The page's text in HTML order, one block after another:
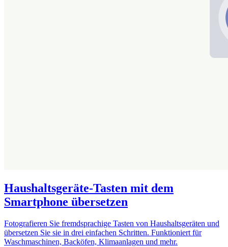
Haushaltsgeräte-Tasten mit dem
Smartphone übersetzen
Fotografieren Sie fremdsprachige Tasten von Haushaltsgeräten und
übersetzen Sie sie in drei einfachen Schritten. Funktioniert für
Waschmaschinen, Backöfen, Klimaanlagen und mehr.